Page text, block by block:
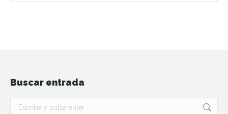
Buscar entrada
Buscar: